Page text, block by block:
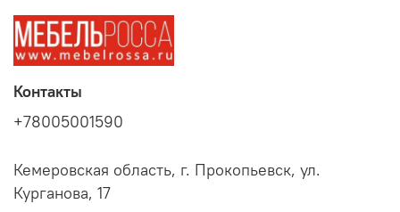
Контакты
+78005001590
Кемеровская область, г. Прокопьевск, ул.
Курганова, 17